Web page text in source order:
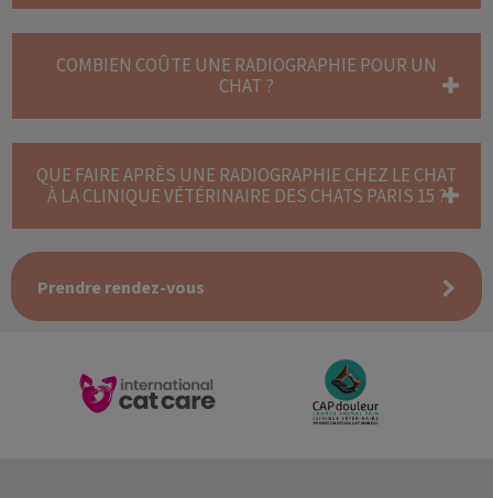
COMBIEN COÛTE UNE RADIOGRAPHIE POUR UN
CHAT ?
QUE FAIRE APRÈS UNE RADIOGRAPHIE CHEZ LE CHAT
À LA CLINIQUE VÉTÉRINAIRE DES CHATS PARIS 15 ?
Prendre rendez-vous